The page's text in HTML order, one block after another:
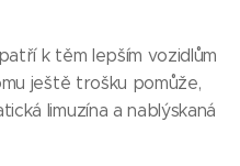
k těm lepším vozidlům
ještě trošku pomůže,
limuzína a nablýskaná